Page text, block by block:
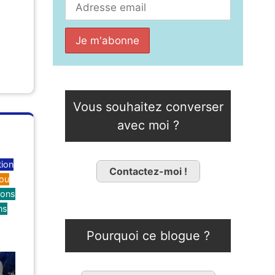
Vous souhaitez converser
avec moi ?
Contactez-moi !
Pourquoi ce blogue ?